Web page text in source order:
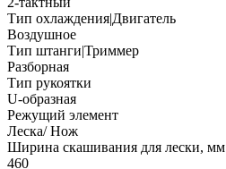
Тип охлаждения|Двигатель
Воздушное
Тип штанги|Триммер
Разборная
Тип рукоятки
U-образная
Режущий элемент
Леска/ Нож
Ширина скашивания для лески, мм
460